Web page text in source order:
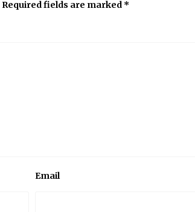
Required fields are marked *
Email